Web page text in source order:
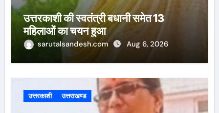
उत्तरकाशी की स्वतंत्री बधानी समेत 13
महिलाओं का चयन हुआ
sarutalsandesh.com Aug 6, 2026
उत्तरकाशी उत्तराखण्ड